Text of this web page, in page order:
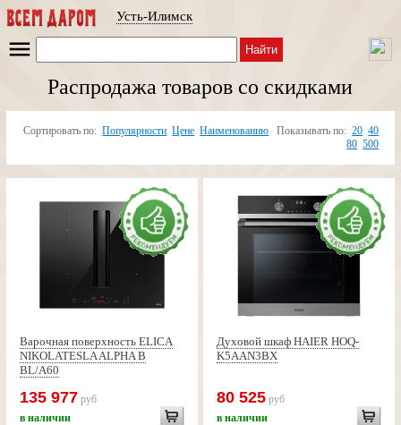
Усть-Илимск
Найти
Распродажа товаров со скидками
Сортировать по: Популярности Цене Наименованию Показывать по: 20 40
80 500
Варочная поверхность ELICA
NIKOLATESLA ALPHA B
BL/A60
135 977 руб
в наличии
Духовой шкаф HAIER HOQ-
K5AAN3BX
80 525руб
в наличии